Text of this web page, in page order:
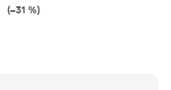
(–31 %)